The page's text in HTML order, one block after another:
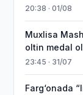
20:38 · 01/08
Muxlisa
oltin medal
23:45 · 31/07
Farg‘onada